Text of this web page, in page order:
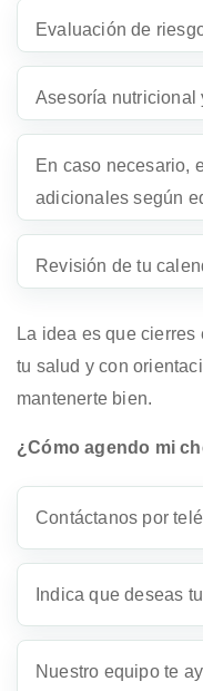
Evaluación de
Asesoría nutricional
En caso necesario,
adicionales según
Revisión de tu
La idea es que
tu salud y con
mantenerte bien.
¿Cómo agendo mi
Contáctanos por
Indica que deseas
Nuestro equipo te